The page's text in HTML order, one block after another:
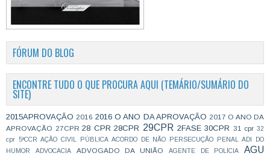
FÓRUM DO BLOG
ENCONTRE TUDO O QUE PROCURA AQUI (TEMÁRIO/SUMÁRIO DO
SITE)
2015APROVAÇÃO 2016 2016 O ANO DA APROVAÇÃO 2017 O ANO DA
APROVAÇÃO 27CPR 28 CPR 28CPR 29CPR 2FASE 30CPR 31 cpr 32
cpr
5ªCCR AÇÃO CIVIL PÚBLICA ACORDO DE NÃO PERSECUÇÃO PENAL ADI DO
HUMOR
ADVOCACIA ADVOGADO DA UNIÃO AGENTE DE POLÍCIA AGU